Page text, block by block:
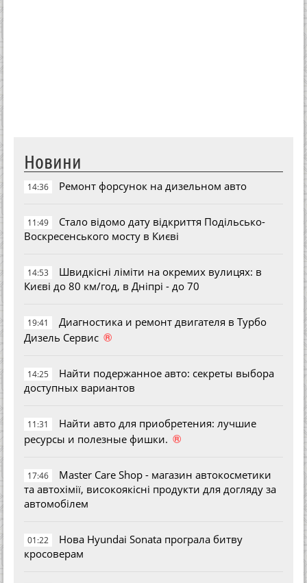
Новини
14:36 Ремонт форсунок на дизельном авто
11:49
Стало відомо дату відкриття Подільсько-
Воскресенського мосту в Києві
14:53
Швидкісні ліміти на окремих вулицях: в
Києві до 80 км/год, в Дніпрі - до 70
19:41
Диагностика и ремонт двигателя в Турбо
Дизель Сервис ®
14:25
Найти подержанное авто: секреты выбора
доступных вариантов
11:31
Найти авто для приобретения: лучшие
ресурсы и полезные фишки. ®
17:46
Master Care Shop - магазин автокосметики
та автохімії, високоякісні продукти для догляду за
автомобілем
01:22
Нова Hyundai Sonata програла битву
кросоверам